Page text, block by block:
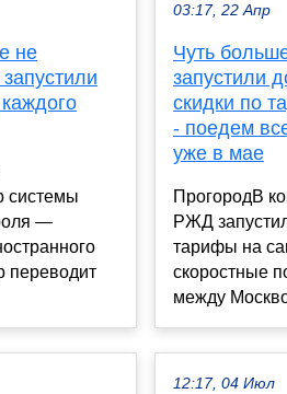
не
системы
—
переводит
03:17, 22 Апр
Чуть
запустили
скидки по
- поедем
уже в мае
ПрогородВ
РЖД
тарифы на
скоростные
между
12:17, 04 Июл